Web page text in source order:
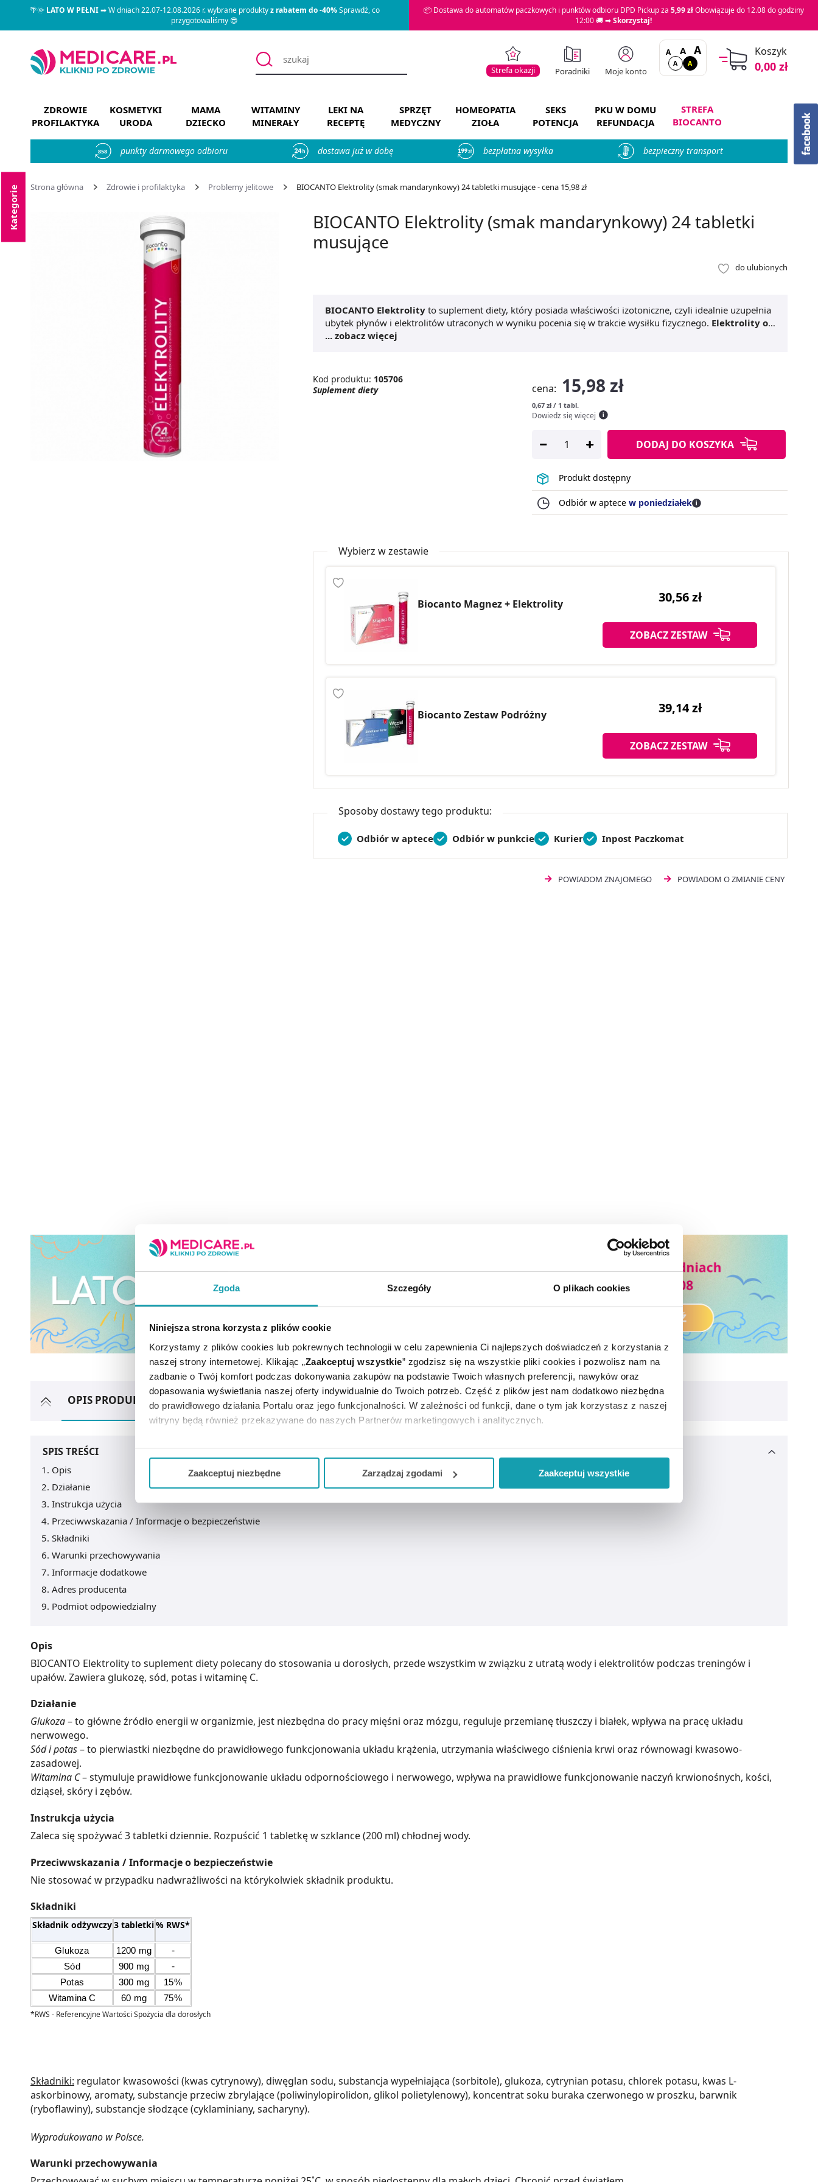
Zgoda Szczegóły O plikach cookies
Niniejsza strona korzysta z plików cookie
Korzystamy z plików cookies lub pokrewnych technologii w celu zapewnienia Ci najlepszych doświadczeń z korzystania z
naszej strony internetowej. Klikając „Zaakceptuj wszystkie” zgodzisz się na wszystkie pliki cookies i pozwolisz nam na
zadbanie o Twój komfort podczas dokonywania zakupów na podstawie Twoich własnych preferencji, nawyków oraz
dopasowania wyświetlania naszej oferty indywidualnie do Twoich potrzeb. Część z plików jest nam dodatkowo niezbędna
do prawidłowego działania Portalu oraz jego funkcjonalności. W zależności od funkcji, dane o tym jak korzystasz z naszej
witryny będą również przekazywane do naszych Partnerów marketingowych i analitycznych.
Jeżeli chcesz dostosować swoją zgodę i wybrać tylko niektóre dodatkowe funkcje, z którymi wiąże się zbieranie danych o
wszystkich funkcjonalności Strony.
Zaakceptuj niezbędne Zarządzaj zgodami Zaakceptuj wszystkie
🌴🌞LATO W PEŁNI➡ W dniach 22.07-12.08.2026 r. wybrane produktyz rabatem do -40%Sprawdź, co
przygotowaliśmy 😎
📦 Dostawa do automatów paczkowych i punktów odbioru DPD Pickup za 5,99 złObowiązuje do 12.08 do godziny
12:00 🚚 ➡Skorzystaj!
Strefa okazji Poradniki Moje konto
A A A
A A
Koszyk
0,00 zł
ZDROWIE
PROFILAKTYKA
KOSMETYKI
URODA
MAMA
DZIECKO
WITAMINY
MINERAŁY
LEKI NA
RECEPTĘ
SPRZĘT
MEDYCZNY
HOMEOPATIA
ZIOŁA
SEKS
POTENCJA
PKU W DOMU
REFUNDACJA
STREFA
BIOCANTO
858 punkty darmowego odbioru dostawa już w dobę bezpłatna wysyłka bezpieczny transport
Strona główna Zdrowie i profilaktyka Problemy jelitowe BIOCANTO Elektrolity (smak mandarynkowy) 24 tabletki musujące - cena 15,98 zł
Kategorie
BIOCANTO Elektrolity (smak mandarynkowy) 24 tabletki
musujące
do ulubionych
BIOCANTO Elektrolity to suplement diety, który posiada właściwości izotoniczne, czyli idealnie uzupełnia
ubytek płynów i elektrolitów utraconych w wyniku pocenia się w trakcie wysiłku fizycznego. Elektrolity od
Biocanto podaje się ją w przypadkach biegunki, wymiotów i problemów żołądkowych. Produkt posiada
... zobacz więcej
Kod produktu: 105706
Suplement diety
cena: 15,98 zł
0,67 zł / 1 tabl.
Dowiedz się więcej
DODAJ DO KOSZYKA
Produkt dostępny
Odbiór w aptece w poniedziałek
Wybierz w zestawie
Biocanto Magnez + Elektrolity 30,56 zł
ZOBACZ ZESTAW
Biocanto Zestaw Podróżny 39,14 zł
ZOBACZ ZESTAW
Sposoby dostawy tego produktu:
Odbiór w aptece Odbiór w punkcie Kurier Inpost Paczkomat
POWIADOM ZNAJOMEGO POWIADOM O ZMIANIE CENY
OPIS PRODUKTU ZOBACZ TEŻ ARTYKUŁY MOŻE CI SIĘ PRZYDAĆ KUP W ZESTAWIE
SPIS TREŚCI
Opis
Działanie
Instrukcja użycia
Przeciwwskazania / Informacje o bezpieczeństwie
Składniki
Warunki przechowywania
Informacje dodatkowe
Adres producenta
Podmiot odpowiedzialny
Opis
BIOCANTO Elektrolity to suplement diety polecany do stosowania u dorosłych, przede wszystkim w związku z utratą wody i elektrolitów podczas treningów i
upałów. Zawiera glukozę, sód, potas i witaminę C.
Działanie
Glukoza– to główne źródło energii w organizmie, jest niezbędna do pracy mięśni oraz mózgu, reguluje przemianę tłuszczy i białek, wpływa na pracę układu
nerwowego.
Sód i potas– to pierwiastki niezbędne do prawidłowego funkcjonowania układu krążenia, utrzymania właściwego ciśnienia krwi oraz równowagi kwasowo-
zasadowej.
Witamina C– stymuluje prawidłowe funkcjonowanie układu odpornościowego i nerwowego, wpływa na prawidłowe funkcjonowanie naczyń krwionośnych, kości,
dziąseł, skóry i zębów.
Instrukcja użycia
Zaleca się spożywać 3 tabletki dziennie. Rozpuścić 1 tabletkę w szklance (200 ml) chłodnej wody.
Przeciwwskazania / Informacje o bezpieczeństwie
Nie stosować w przypadku nadwrażliwości na którykolwiek składnik produktu.
Składniki
Składnik odżywczy3 tabletki% RWS*
Glukoza 1200 mg -
Sód 900 mg -
Potas 300 mg
15%
Witamina C
60 mg 75%
*RWS - Referencyjne Wartości Spożycia dla dorosłych
Składniki: regulator kwasowości (kwas cytrynowy), diwęglan sodu, substancja wypełniająca (sorbitole), glukoza, cytrynian potasu, chlorek potasu, kwas L-
askorbinowy, aromaty, substancje przeciw zbrylające (poliwinylopirolidon, glikol polietylenowy), koncentrat soku buraka czerwonego w proszku, barwnik
(ryboflawiny), substancje słodzące (cyklaminiany, sacharyny).
Wyprodukowano w Polsce.
Warunki przechowywania